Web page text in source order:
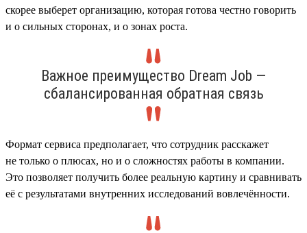
скорее выберет организацию, которая готова честно говорить
и о сильных сторонах, и о зонах роста.
Важное преимущество Dream Job —
сбалансированная обратная связь
Формат сервиса предполагает, что сотрудник расскажет
не только о плюсах, но и о сложностях работы в компании.
Это позволяет получить более реальную картину и сравнивать
её с результатами внутренних исследований вовлечённости.